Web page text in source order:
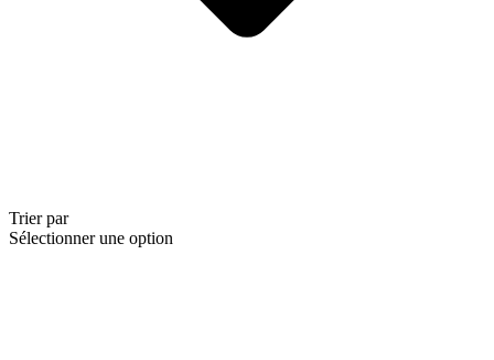
Trier par
Sélectionner une option